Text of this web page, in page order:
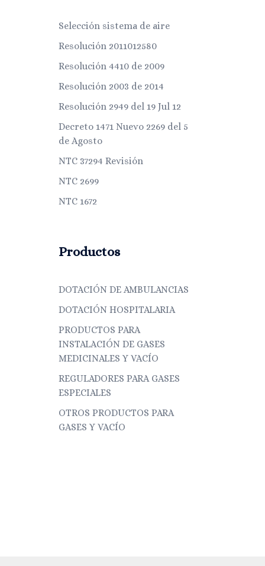
Selección sistema de aire
Resolución 2011012580
Resolución 4410 de 2009
Resolución 2003 de 2014
Resolución 2949 del 19 Jul 12
Decreto 1471 Nuevo 2269 del 5
de Agosto
NTC 37294 Revisión
NTC 2699
NTC 1672
Productos
DOTACIÓN DE AMBULANCIAS
DOTACIÓN HOSPITALARIA
PRODUCTOS PARA
INSTALACIÓN DE GASES
MEDICINALES Y VACÍO
REGULADORES PARA GASES
ESPECIALES
OTROS PRODUCTOS PARA
GASES Y VACÍO